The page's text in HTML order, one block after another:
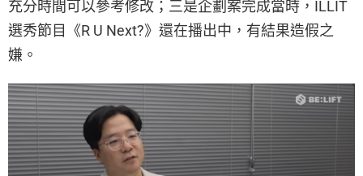
充分時間可以參考修改；三是企劃案完成當時，ILLIT
選秀節目《R U Next?》還在播出中，有結果造假之
嫌。